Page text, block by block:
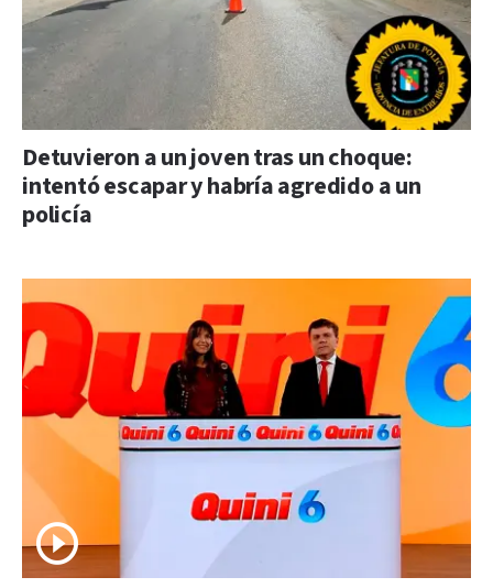
Detuvieron a un joven tras un choque:
intentó escapar y habría agredido a un
policía